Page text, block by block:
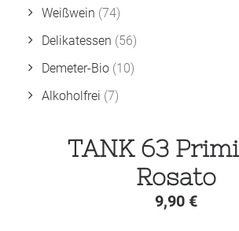
Weißwein (74)
Delikatessen (56)
Demeter-Bio (10)
Alkoholfrei (7)
TANK 63
Rosato
9,90 €